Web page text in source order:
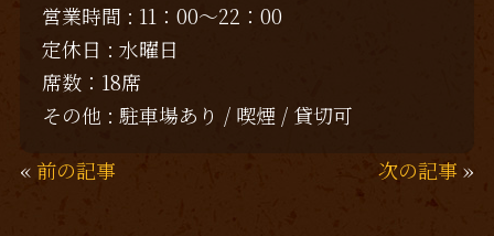
営業時間 : 11：00～22：00
定休日 : 水曜日
席数：18席
その他 : 駐車場あり / 喫煙 / 貸切可
« 前の記事 次の記事»